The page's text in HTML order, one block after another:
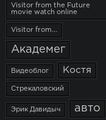
Visitor from the Future
movie watch online
Visitor from...
Академег
Видеоблог Костя
Стрекаловский
Эрик Давидыч авто